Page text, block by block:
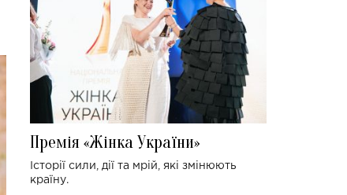
Премія «Жінка України»
Історії сили, дії та мрій, які змінюють
країну.